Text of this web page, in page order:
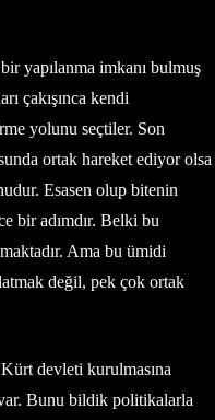
yapılanma imkanı bulmuş
çakışınca kendi
yolunu seçtiler. Son
ortak hareket ediyor olsa
Esasen olup bitenin
bir adımdır. Belki bu
Ama bu ümidi
değil, pek çok ortak
devleti kurulmasına
Bunu bildik politikalarla